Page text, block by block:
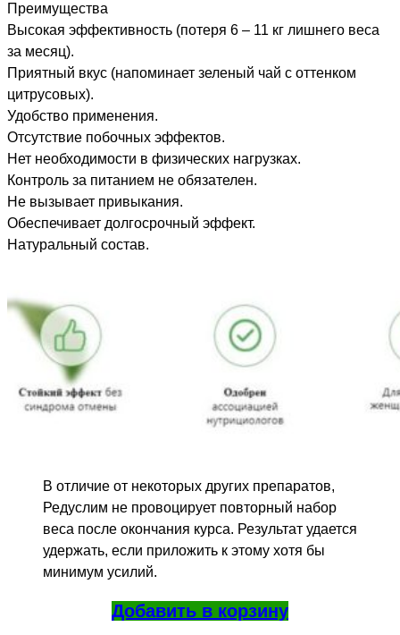
Преимущества
Высокая эффективность (потеря 6 – 11 кг лишнего веса
за месяц).
Приятный вкус (напоминает зеленый чай с оттенком
цитрусовых).
Удобство применения.
Отсутствие побочных эффектов.
Нет необходимости в физических нагрузках.
Контроль за питанием не обязателен.
Не вызывает привыкания.
Обеспечивает долгосрочный эффект.
Натуральный состав.
В отличие от некоторых других препаратов,
Редуслим не провоцирует повторный набор
веса после окончания курса. Результат удается
удержать, если приложить к этому хотя бы
минимум усилий.
Добавить в корзину